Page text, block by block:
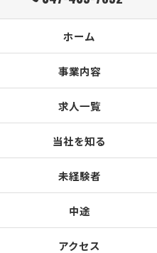
ホーム
事業内容
求人一覧
当社を知る
未経験者
中途
アクセス